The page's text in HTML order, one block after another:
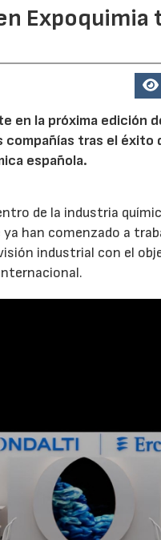
en la próxima edición
tras el éxito
española.
de la industria
han comenzado a
industrial con el